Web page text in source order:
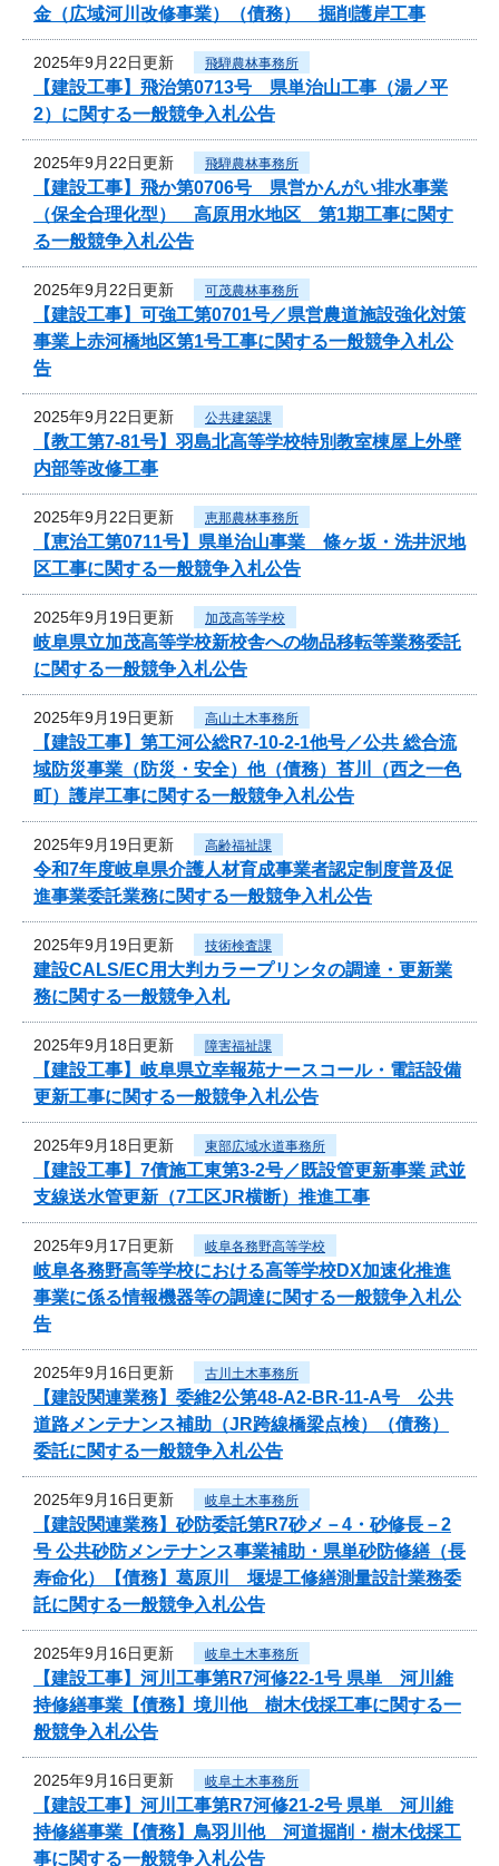
金（広域河川改修事業）（債務） 掘削護岸工事
2025年9月22日更新 飛騨農林事務所
【建設工事】飛治第0713号 県単治山工事（湯ノ平
2）に関する一般競争入札公告
2025年9月22日更新 飛騨農林事務所
【建設工事】飛か第0706号 県営かんがい排水事業
（保全合理化型） 高原用水地区 第1期工事に関す
る一般競争入札公告
2025年9月22日更新 可茂農林事務所
【建設工事】可強工第0701号／県営農道施設強化対策
事業上赤河橋地区第1号工事に関する一般競争入札公
告
2025年9月22日更新 公共建築課
【教工第7-81号】羽島北高等学校特別教室棟屋上外壁
内部等改修工事
2025年9月22日更新 恵那農林事務所
【恵治工第0711号】県単治山事業 條ヶ坂・洗井沢地
区工事に関する一般競争入札公告
2025年9月19日更新 加茂高等学校
岐阜県立加茂高等学校新校舎への物品移転等業務委託
に関する一般競争入札公告
2025年9月19日更新 高山土木事務所
【建設工事】第工河公総R7-10-2-1他号／公共 総合流
域防災事業（防災・安全）他（債務）苔川（西之一色
町）護岸工事に関する一般競争入札公告
2025年9月19日更新 高齢福祉課
令和7年度岐阜県介護人材育成事業者認定制度普及促
進事業委託業務に関する一般競争入札公告
2025年9月19日更新 技術検査課
建設CALS/EC用大判カラープリンタの調達・更新業
務に関する一般競争入札
2025年9月18日更新 障害福祉課
【建設工事】岐阜県立幸報苑ナースコール・電話設備
更新工事に関する一般競争入札公告
2025年9月18日更新 東部広域水道事務所
【建設工事】7債施工東第3-2号／既設管更新事業 武並
支線送水管更新（7工区JR横断）推進工事
2025年9月17日更新 岐阜各務野高等学校
岐阜各務野高等学校における高等学校DX加速化推進
事業に係る情報機器等の調達に関する一般競争入札公
告
2025年9月16日更新 古川土木事務所
【建設関連業務】委維2公第48-A2-BR-11-A号 公共
道路メンテナンス補助（JR跨線橋梁点検）（債務）
委託に関する一般競争入札公告
2025年9月16日更新 岐阜土木事務所
【建設関連業務】砂防委託第R7砂メ－4・砂修長－2
号 公共砂防メンテナンス事業補助・県単砂防修繕（長
寿命化）【債務】葛原川 堰堤工修繕測量設計業務委
託に関する一般競争入札公告
2025年9月16日更新 岐阜土木事務所
【建設工事】河川工事第R7河修22-1号 県単 河川維
持修繕事業【債務】境川他 樹木伐採工事に関する一
般競争入札公告
2025年9月16日更新 岐阜土木事務所
【建設工事】河川工事第R7河修21-2号 県単 河川維
持修繕事業【債務】鳥羽川他 河道掘削・樹木伐採工
事に関する一般競争入札公告